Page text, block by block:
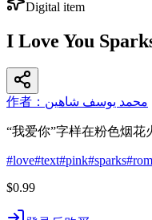
Digital item
I Love You
作者：محمد يوسف شاهين
“我爱你”字样在粉色烟花
#love#text#pink#sparks#
$0.99